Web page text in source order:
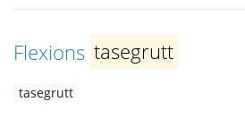
Flexions tasegrutt
tasegrutt